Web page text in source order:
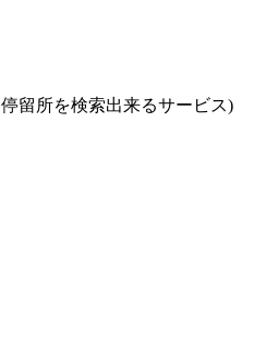
留所を検索出来るサービス)